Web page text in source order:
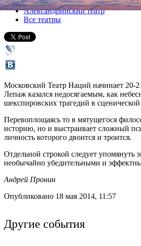
Александринский театр
Все театры
Московский Театр Наций начинает 20-
Лепаж казался недосягаемым, как
шекспировских трагедий в
Перевоплощаясь то в мятущегося
историю, но и выстраивает сложный
личность которого двоится и троится.
Отдельной строкой следует упомянуть
необычайно убедительными и
Андрей Пронин
Опубликовано 18 мая 2014, 11:57
Другие события